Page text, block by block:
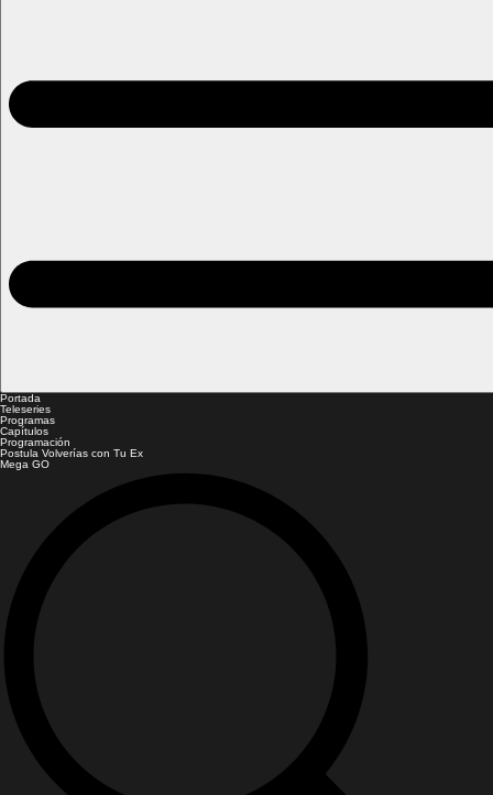
Portada
Teleseries
Programas
Capítulos
Programación
Postula Volverías con Tu Ex
Mega GO